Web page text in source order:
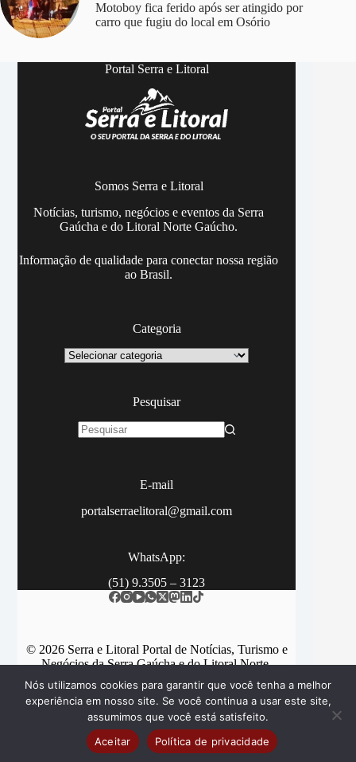
Motoboy fica ferido após ser atingido por
carro que fugiu do local em Osório
Portal Serra e Litoral
Somos Serra e Litoral
Notícias, turismo, negócios e eventos da Serra
Gaúcha e do Litoral Norte Gaúcho.
Informação de qualidade para conectar nossa região
ao Brasil.
Categoria
Categoria
Pesquisar
E-mail
portalserraelitoral@gmail.com
WhatsApp:
(51) 9.3505 – 3123
© 2026 Serra e Litoral Portal de Notícias, Turismo e
Negócios da Serra Gaúcha e do Litoral Norte.
Categorias Contato
Nós utilizamos cookies para garantir que você tenha a melhor
experiência em nosso site. Se você continua a usar este site,
assumimos que você está satisfeito.
Aceitar
Política de privacidade